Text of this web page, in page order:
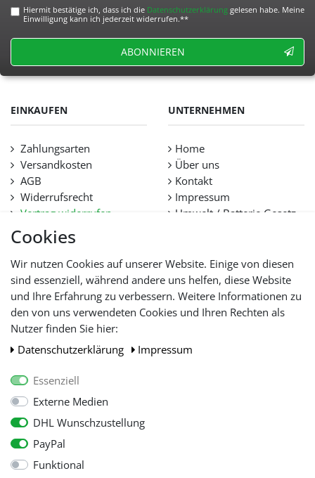
Cookies
Wir nutzen Cookies auf unserer Website. Einige von diesen
sind essenziell, während andere uns helfen, diese Website
und Ihre Erfahrung zu verbessern. Weitere Informationen zu
den von uns verwendeten Cookies und Ihren Rechten als
Nutzer finden Sie hier:
Daten­schutz­erklärung
Impressum
Essenziell
Externe Medien
DHL Wunschzustellung
PayPal
Funktional
Hiermit bestätige ich, dass ich die Daten­schutz­erklärunggelesen habe. Meine
Einwilligung kann ich jederzeit widerrufen.**
ABONNIEREN
EINKAUFEN
Zahlungsarten
Versandkosten
AGB
Widerrufsrecht
Vertrag widerrufen
Datenschutz
Hilfe
Lieferfristen und
Lieferbeschränkung
UNTERNEHMEN
Home
Über uns
Kontakt
Impressum
Umwelt / Batterie Gesetz
WIR AKZEPTIEREN